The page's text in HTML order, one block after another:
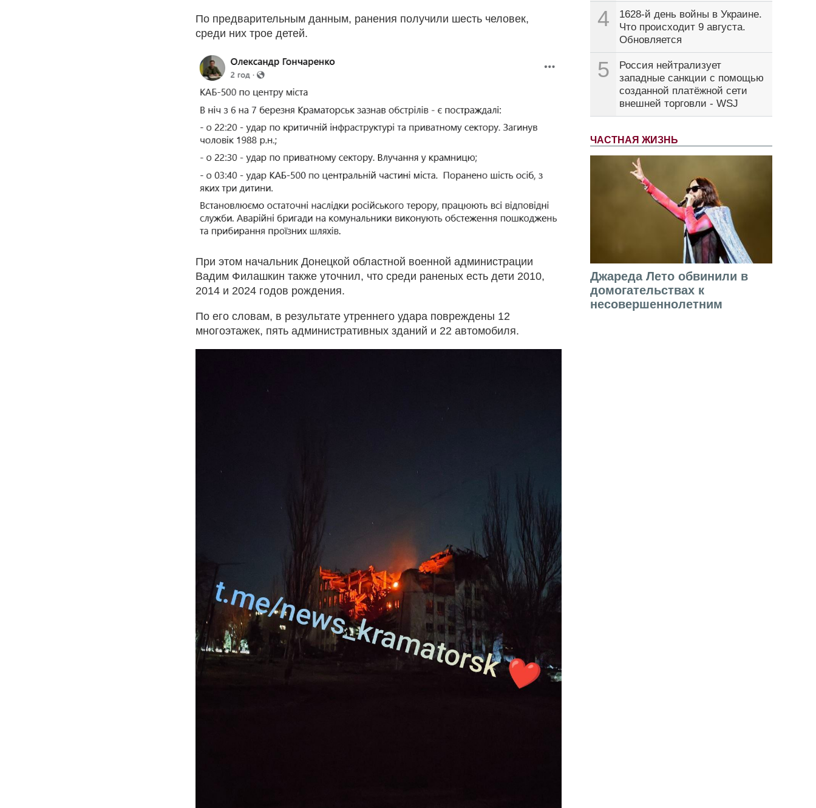
4
1628-й день войны в Украине.
Что происходит 9 августа.
Обновляется
5
Россия нейтрализует
западные санкции с помощью
созданной платёжной сети
внешней торговли - WSJ
ЧАСТНАЯ ЖИЗНЬ
Джареда Лето обвинили в
домогательствах к
несовершеннолетним
По предварительным данным, ранения получили шесть человек,
среди них трое детей.
При этом начальник Донецкой областной военной администрации
Вадим Филашкин также уточнил, что среди раненых есть дети 2010,
2014 и 2024 годов рождения.
По его словам, в результате утреннего удара повреждены 12
многоэтажек, пять административных зданий и 22 автомобиля.